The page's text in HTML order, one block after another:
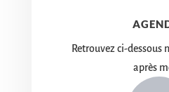
Retrouvez ci-dessous
après